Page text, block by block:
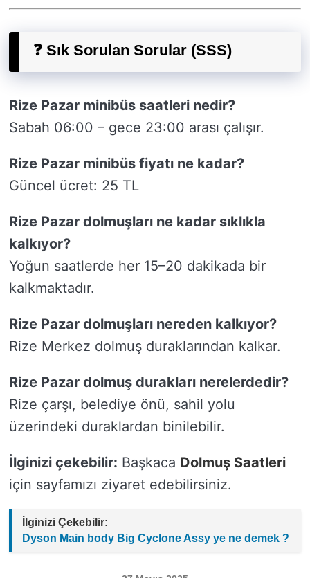
❓ Sık Sorulan Sorular (SSS)
Rize Pazar minibüs saatleri nedir?
Sabah 06:00 – gece 23:00 arası çalışır.
Rize Pazar minibüs fiyatı ne kadar?
Güncel ücret: 25 TL
Rize Pazar dolmuşları ne kadar sıklıkla
kalkıyor?
Yoğun saatlerde her 15–20 dakikada bir
kalkmaktadır.
Rize Pazar dolmuşları nereden kalkıyor?
Rize Merkez dolmuş duraklarından kalkar.
Rize Pazar dolmuş durakları nerelerdedir?
Rize çarşı, belediye önü, sahil yolu
üzerindeki duraklardan binilebilir.
İlginizi çekebilir: Başkaca Dolmuş Saatleri
için sayfamızı ziyaret edebilirsiniz.
İlginizi Çekebilir:
Dyson Main body Big Cyclone Assy ye ne demek ?